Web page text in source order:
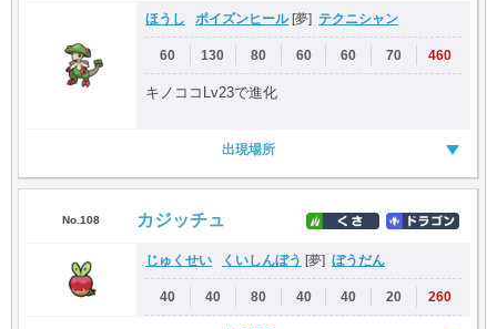
ほうし ポイズンヒール[夢] テクニシャン
60 130 80 60 60 70 460
キノココLv23で進化
出現場所
No.108 カジッチュ
じゅくせい くいしんぼう [夢] ぼうだん
40 40 80 40 40 20 260